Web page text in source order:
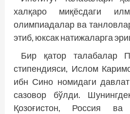
халқаро миқёсдаги
олимпиадалар ва
этиб, юксак натижаларга
Бир қатор талабалар
стипендияси, Ислом
ибн Сино номидаги
сазовор бўлди.
Қозоғистон, Россия